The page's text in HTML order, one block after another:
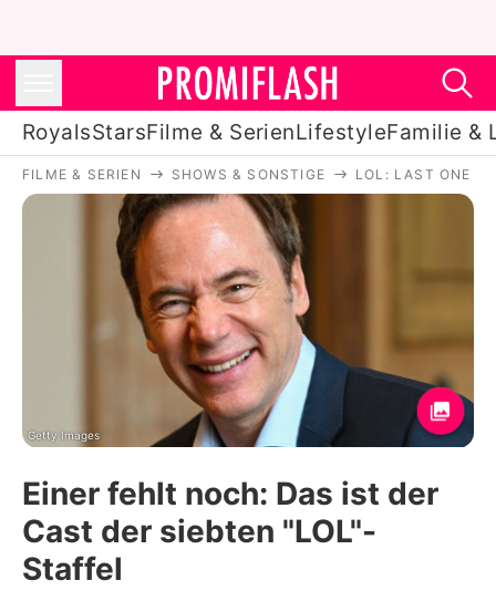
RoyalsStarsFilme & SerienLifestyleFamilie &
Royals
Stars
Filme & Serien
Lifestyle
Familie & Liebe
Promiflash Exklusiv
Alle Themen auf Promiflash
FILME & SERIEN SHOWS & SONSTIGE LOL: LAST ONE
Getty Images
Einer fehlt noch: Das ist der
Cast der siebten "LOL"-
Staffel